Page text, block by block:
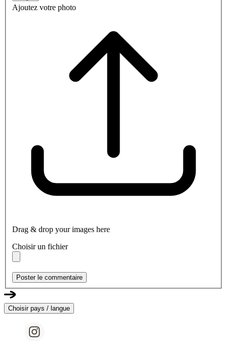
Ajoutez votre photo
Drag & drop your images here
Choisir un fichier
Poster le commentaire
Choisir pays / langue